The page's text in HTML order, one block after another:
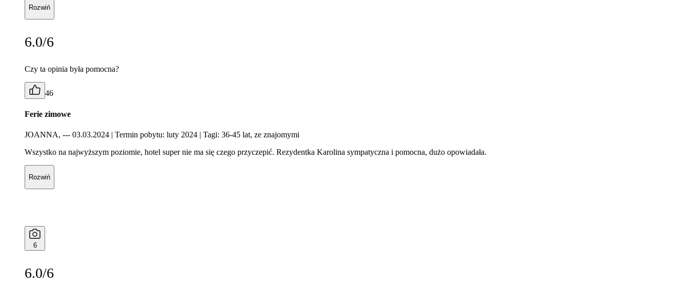
Rozwiń
6.0/6
Czy ta opinia była pomocna?
46
Ferie zimowe
JOANNA, --- 03.03.2024 | Termin pobytu: luty 2024 | Tagi: 36-45 lat, ze znajomymi
Wszystko na najwyższym poziomie, hotel super nie ma się czego przyczepić. Rezydentka Karolina sympatyczna i pomocna, dużo opowiadała.
Rozwiń
6
6.0/6